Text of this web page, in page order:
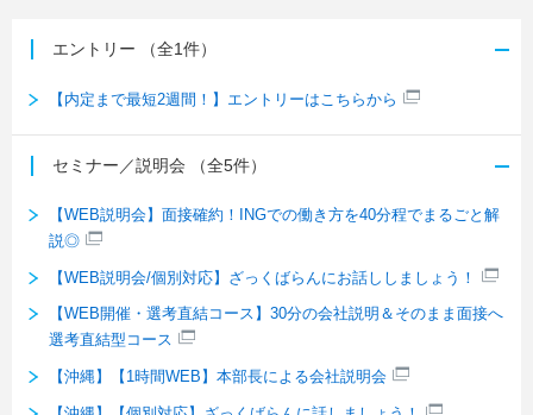
エントリー （全1件）
【内定まで最短2週間！】エントリーはこちらから
セミナー／説明会 （全5件）
【WEB説明会】面接確約！INGでの働き方を40分程でまるごと解
説◎
【WEB説明会/個別対応】ざっくばらんにお話ししましょう！
【WEB開催・選考直結コース】30分の会社説明＆そのまま面接へ
選考直結型コース
【沖縄】【1時間WEB】本部長による会社説明会